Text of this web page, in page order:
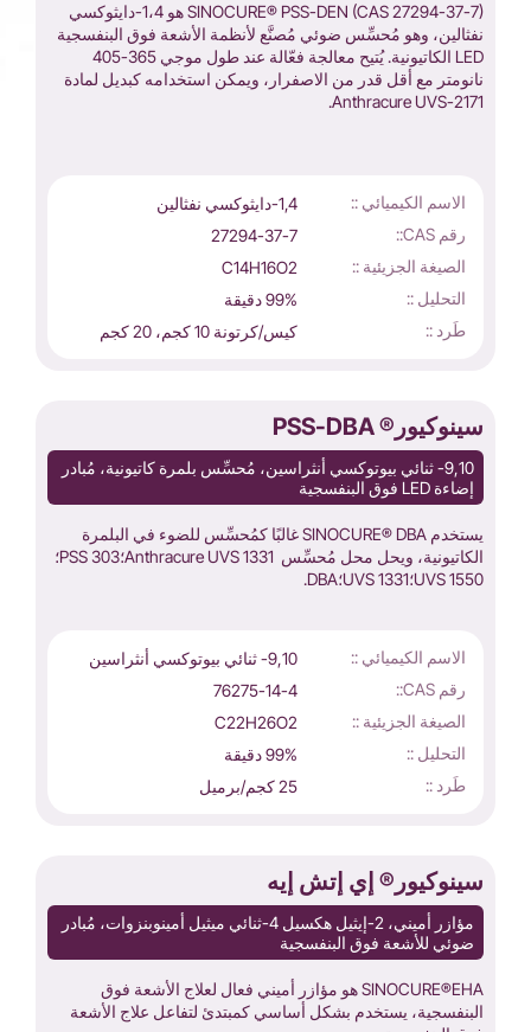
SINOCURE® PSS-DEN (CAS 27294-37-7) هو 1،4-دايثوكسي
نفثالين، وهو مُحسِّس ضوئي مُصنَّع لأنظمة الأشعة فوق البنفسجية
LED الكاتيونية. يُتيح معالجة فعّالة عند طول موجي 365-405
نانومتر مع أقل قدر من الاصفرار، ويمكن استخدامه كبديل لمادة
Anthracure UVS-2171.
الاسم الكيميائي ::
1,4-دايثوكسي نفثالين
رقم CAS::
27294-37-7
الصيغة الجزيئية ::
C14H16O2
التحليل ::
99% دقيقة
طَرد ::
كيس/كرتونة 10 كجم، 20 كجم
سينوكيور® PSS-DBA
9,10- ثنائي بيوتوكسي أنثراسين، مُحسِّس بلمرة كاتيونية، مُبادر
إضاءة LED فوق البنفسجية
يستخدم SINOCURE® DBA غالبًا كمُحسِّس للضوء في البلمرة
الكاتيونية، ويحل محل مُحسِّس Anthracure UVS 1331؛PSS 303؛
UVS 1550؛UVS 1331؛DBA.
الاسم الكيميائي ::
9,10- ثنائي بيوتوكسي أنثراسين
رقم CAS::
76275-14-4
الصيغة الجزيئية ::
C22H26O2
التحليل ::
99% دقيقة
طَرد ::
25 كجم/برميل
سينوكيور® إي إتش إيه
مؤازر أميني، 2-إيثيل هكسيل 4-ثنائي ميثيل أمينوبنزوات، مُبادر
ضوئي للأشعة فوق البنفسجية
SINOCURE®EHA هو مؤازر أميني فعال لعلاج الأشعة فوق
البنفسجية، يستخدم بشكل أساسي كمبتدئ لتفاعل علاج الأشعة